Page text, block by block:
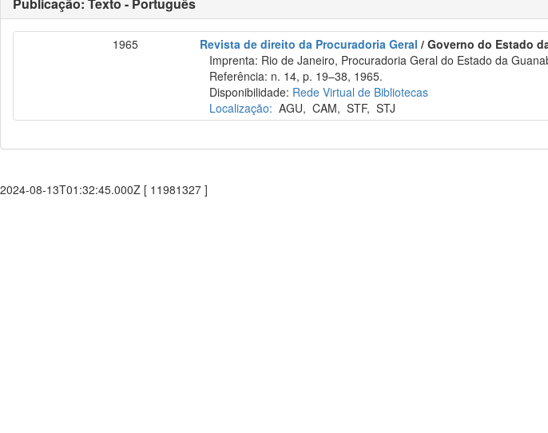
1965 Revista de direito da Procuradoria Geral / Governo do Estado
Imprenta: Rio de Janeiro, Procuradoria Geral do Estado da
Referência: n. 14, p. 19–38, 1965.
Disponibilidade: Rede Virtual de Bibliotecas
Localização: AGU,CAM,STF,STJ
2024-08-13T01:32:45.000Z [ 11981327 ]